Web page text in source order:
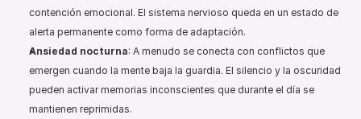
contención emocional. El sistema nervioso queda en un estado de
alerta permanente como forma de adaptación.
Ansiedad nocturna: A menudo se conecta con conflictos que
emergen cuando la mente baja la guardia. El silencio y la oscuridad
pueden activar memorias inconscientes que durante el día se
mantienen reprimidas.